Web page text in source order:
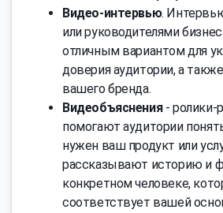
Видео-интервью.
или руководителями
отличным вариантом для
доверия аудитории, а
вашего бренда.
Видеобъяснения- ролики-
помогают аудитории
нужен ваш продукт или
рассказывают историю и
конкретном человеке,
соответствует вашей